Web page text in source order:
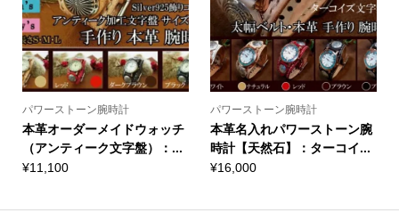
パワーストーン腕時計
本革オーダーメイドウォッチ
（アンティーク文字盤）：...
¥11,100
パワーストーン腕時計
本革名入れパワーストーン腕
時計【天然石】：ターコイ...
¥16,000